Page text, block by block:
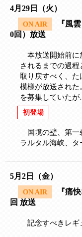
4月29日（火）
ON AIR
『風
0回）放送
本放送開始前
されるまでの過
取り戻すべく、た
模様が放送された
を募集していた
初登場
国境の壁、第
ラルタル海峡、
5月2日（金）
ON AIR
『痛
回 放送
記念すべきレギ